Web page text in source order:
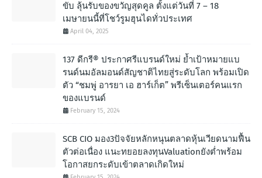
ขับ ลุ้นรับของขวัญสุดคูล ตั้งแต่วันที่ 7 – 18
เมษายนนี้ที่โชว์รูมฮุนไดทั่วประเทศ
April 04, 2025
137 ดีกรี® ประกาศรีแบรนด์ใหม่ ย้ำเป้าหมายแบ
รนด์นมอัลมอนด์สัญชาติไทยสู่ระดับโลก พร้อมเปิด
ตัว “ชมพู่ อารยา เอ ฮาร์เก็ต” พรีเซ็นเตอร์คนแรก
ของแบรนด์
February 15, 2024
SCB CIO มอง3ปัจจัยหลักหนุนตลาดหุ้นเวียดนามฟื้น
ตัวต่อเนื่อง แนะทยอยลงทุนValuationยังต่ำพร้อม
โอกาสยกระดับเข้าตลาดเกิดใหม่